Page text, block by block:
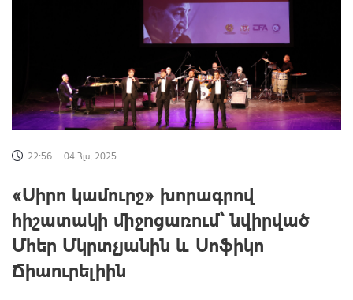
22:56 04 Հլս, 2025
«Սիրո կամուրջ» խորագրով
հիշատակի միջոցառում՝ նվիրված
Մհեր Մկրտչյանին և Սոֆիկո
Ճիաուրելիին